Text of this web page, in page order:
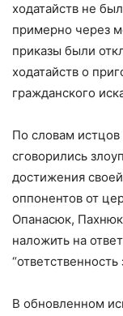
ходатайств не
примерно через
приказы были
ходатайств о
гражданского
По словам истцов
сговорились
достижения
оппонентов от
Опанасюк,
наложить на
В обновленном